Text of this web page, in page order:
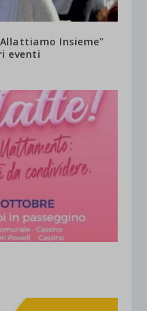
Insieme”
eventi